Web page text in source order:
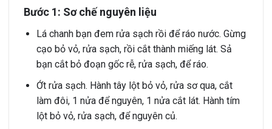
Bước 1: Sơ chế nguyên liệu
Lá chanh bạn đem rửa sạch rồi để ráo nước. Gừng
cạo bỏ vỏ, rửa sạch, rồi cắt thành miếng lát. Sả
bạn cắt bỏ đoạn gốc rễ, rửa sạch, để ráo.
Ớt rửa sạch. Hành tây lột bỏ vỏ, rửa sơ qua, cắt
làm đôi, 1 nửa để nguyên, 1 nửa cắt lát. Hành tím
lột bỏ vỏ, rửa sạch, để nguyên củ.